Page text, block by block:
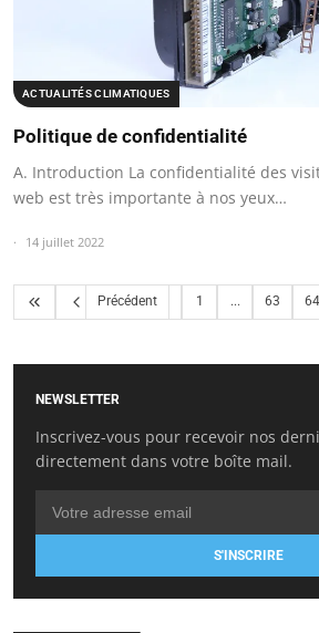
ACTUALITÉS CLIMATIQUES
Politique de confidentialité
A. Introduction La confidentialité des
web est très importante à nos yeux…
14 juillet 2022
Précédent 1 ... 63 64
NEWSLETTER
Inscrivez-vous pour recevoir nos
directement dans votre boîte mail.
S'INSCRIRE